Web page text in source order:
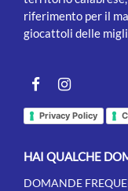
riferimento per il
giocattoli delle
Facebookinstagram
Privacy Policy
HAI QUALCHE
DOMANDE